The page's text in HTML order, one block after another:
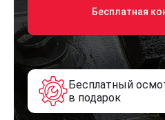
Бесплатная
Бесплатный
в подарок